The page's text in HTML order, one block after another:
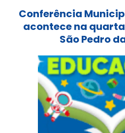
Conferência
acontece na
São Pedro